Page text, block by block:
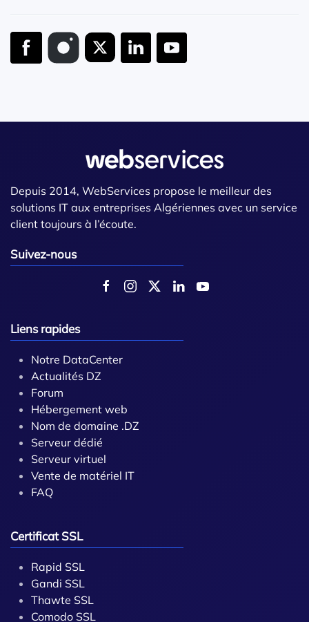
Depuis 2014, WebServices propose le meilleur des
solutions IT aux entreprises Algériennes avec un service
client toujours à l’écoute.
Suivez-nous
Liens rapides
Notre DataCenter
Actualités DZ
Forum
Hébergement web
Nom de domaine .DZ
Serveur dédié
Serveur virtuel
Vente de matériel IT
FAQ
Certificat SSL
Rapid SSL
Gandi SSL
Thawte SSL
Comodo SSL